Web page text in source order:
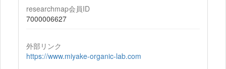
researchmap会員ID
7000006627
外部リンク
https://www.miyake-organic-lab.com